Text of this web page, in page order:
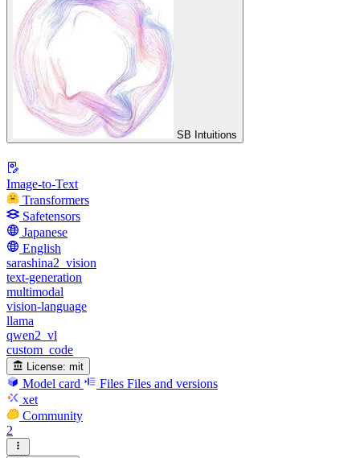
SB Intuitions
Image-to-Text
Transformers
Safetensors
Japanese
English
sarashina2_vision
text-generation
multimodal
vision-language
llama
qwen2_vl
custom_code
License: mit
Model card Files Files and versions
xet
Community
2